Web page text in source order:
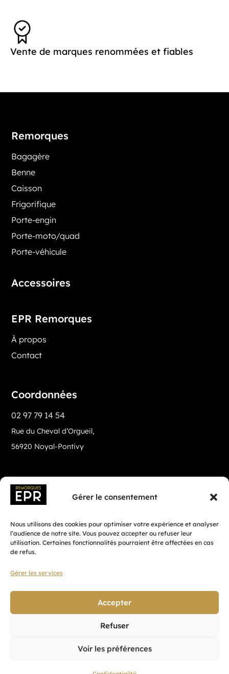
Gérer le consentement
Nous utilisons des cookies pour optimiser votre expérience et analyser
l’audience de notre site. Vous pouvez accepter ou refuser leur
utilisation. Certaines fonctionnalités pourraient être affectées en cas
de refus.
Gérer les services
Accepter
Refuser
Voir les préférences
Vente de marques renommées et fiables
Remorques
Bagagère
Benne
Caisson
Frigorifique
Porte-engin
Porte-moto/quad
Porte-véhicule
Accessoires
EPR Remorques
À propos
Contact
Coordonnées
02 97 79 14 54
Rue du Cheval d’Orgueil,
56920 Noyal-Pontivy